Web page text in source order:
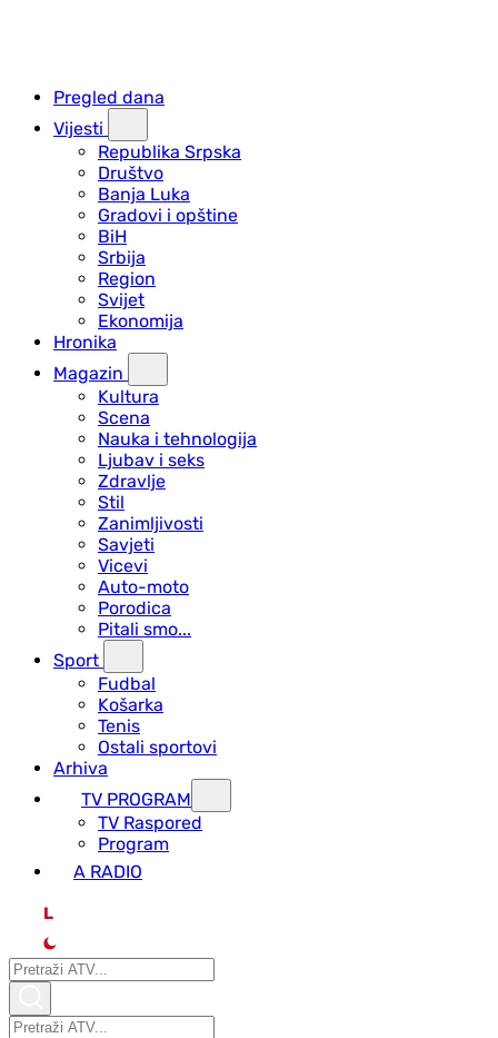
Pregled dana
Vijesti
Republika Srpska
Društvo
Banja Luka
Gradovi i opštine
BiH
Srbija
Region
Svijet
Ekonomija
Hronika
Magazin
Kultura
Scena
Nauka i tehnologija
Ljubav i seks
Zdravlje
Stil
Zanimljivosti
Savjeti
Vicevi
Auto-moto
Porodica
Pitali smo...
Sport
Fudbal
Košarka
Tenis
Ostali sportovi
Arhiva
TV PROGRAM
ТV Raspored
Program
A RADIO
L